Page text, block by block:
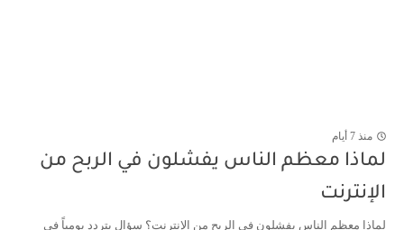
منذ 7 أيام
لماذا معظم الناس يفشلون في الربح من
الإنترنت
لماذا معظم الناس يفشلون في الربح من الإنترنت؟ سؤال يتردد يومياً في